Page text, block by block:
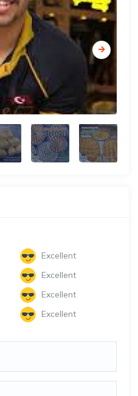
Excellent
Excellent
Excellent
Excellent